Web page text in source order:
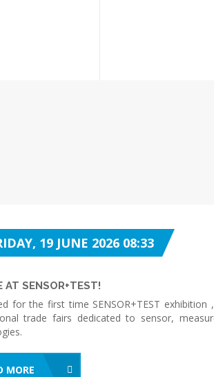
19 JUNE 2026 08:33
AT SENSOR+TEST!
for the first time SENSOR+TEST
trade fairs dedicated to sensor,
MORE